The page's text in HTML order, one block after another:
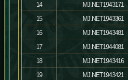
14
MJ.NET1943171
15
MJ.NET1943361
16
MJ.NET1943481
17
MJ.NET1944081
18
MJ.NET1943416
19
MJ.NET1943421